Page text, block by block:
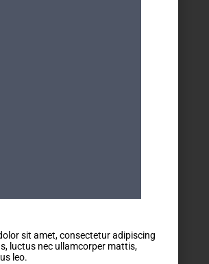
50+ est membre de la
seniors Genève
2
Ste-Clotilde
19/32/80
geneve.ch
sit amet, consectetur adipiscing
luctus nec ullamcorper mattis,
leo.